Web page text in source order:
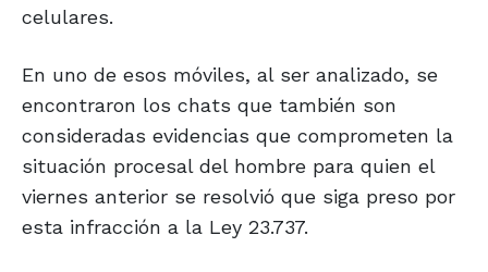
celulares.
En uno de esos móviles, al ser analizado, se
encontraron los chats que también son
consideradas evidencias que comprometen la
situación procesal del hombre para quien el
viernes anterior se resolvió que siga preso por
esta infracción a la Ley 23.737.